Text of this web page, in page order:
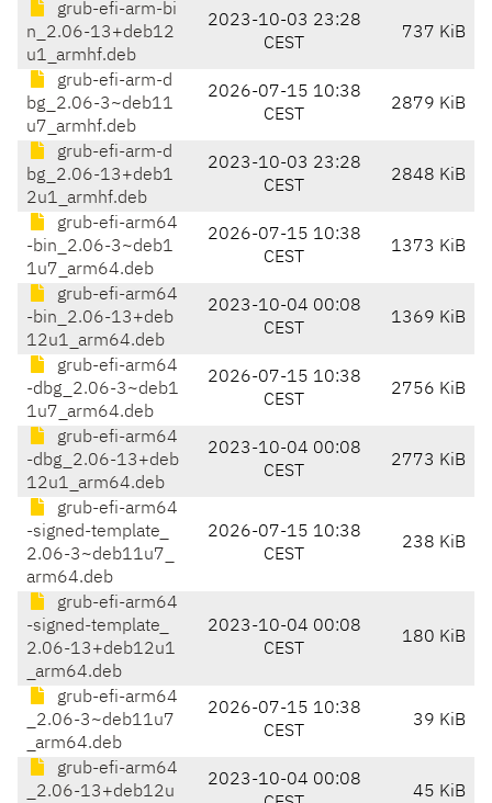
grub-efi-arm-bi
n_2.06-13+deb12
u1_armhf.deb
2023-10-03 23:28
CEST
737 KiB
grub-efi-arm-d
bg_2.06-3~deb11
u7_armhf.deb
2026-07-15 10:38
CEST
2879 KiB
grub-efi-arm-d
bg_2.06-13+deb1
2u1_armhf.deb
2023-10-03 23:28
CEST
2848 KiB
grub-efi-arm64
-bin_2.06-3~deb1
1u7_arm64.deb
2026-07-15 10:38
CEST
1373 KiB
grub-efi-arm64
-bin_2.06-13+deb
12u1_arm64.deb
2023-10-04 00:08
CEST
1369 KiB
grub-efi-arm64
-dbg_2.06-3~deb1
1u7_arm64.deb
2026-07-15 10:38
CEST
2756 KiB
grub-efi-arm64
-dbg_2.06-13+deb
12u1_arm64.deb
2023-10-04 00:08
CEST
2773 KiB
grub-efi-arm64
-signed-template_
2.06-3~deb11u7_
arm64.deb
2026-07-15 10:38
CEST
238 KiB
grub-efi-arm64
-signed-template_
2.06-13+deb12u1
_arm64.deb
2023-10-04 00:08
CEST
180 KiB
grub-efi-arm64
_2.06-3~deb11u7
_arm64.deb
2026-07-15 10:38
CEST
39 KiB
grub-efi-arm64
_2.06-13+deb12u
2023-10-04 00:08
45 KiB